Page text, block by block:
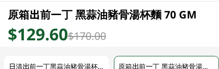
原箱出前一丁 黑蒜油豬骨湯杯麵 70 GM
$129.60$170.00
日清出前一丁黑蒜油豬骨湯杯麵 70GM 原箱出前一丁 黑蒜油豬骨湯杯麵 70 GM